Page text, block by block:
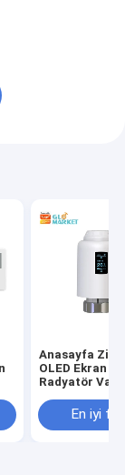
Anasayfa
OLED Ekran /
Radyatör
En iyi